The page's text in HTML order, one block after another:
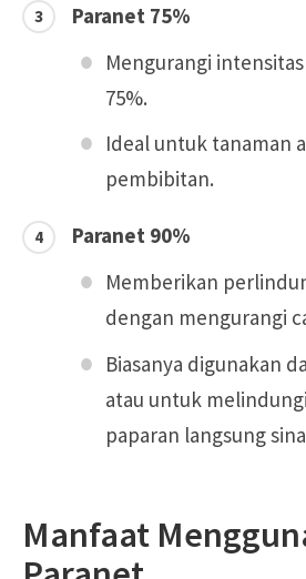
Paranet 75%
Mengurangi
75%.
Ideal untuk tanaman
pembibitan.
Paranet 90%
Memberikan
dengan mengurangi
Biasanya digunakan
atau untuk
paparan langsung
Manfaat